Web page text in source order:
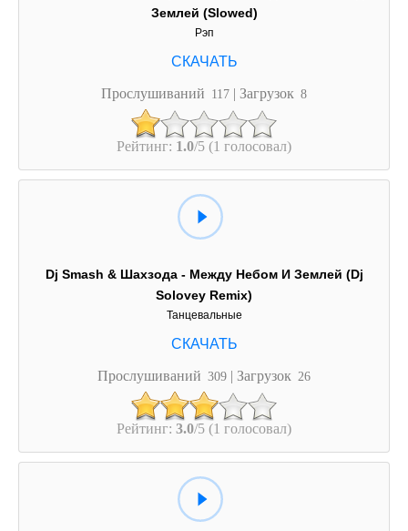
Землей (Slowed)
Рэп
Прослушиваний 117 | Загрузок 8
Рейтинг: 1.0/5 (1 голосовал)
Dj Smash & Шахзода - Между Небом И Землей (Dj
Solovey Remix)
Танцевальные
Прослушиваний 309 | Загрузок 26
Рейтинг: 3.0/5 (1 голосовал)